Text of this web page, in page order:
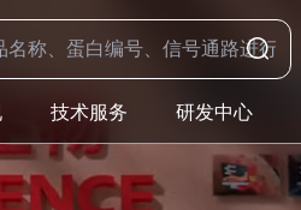
技术服务 研发中心